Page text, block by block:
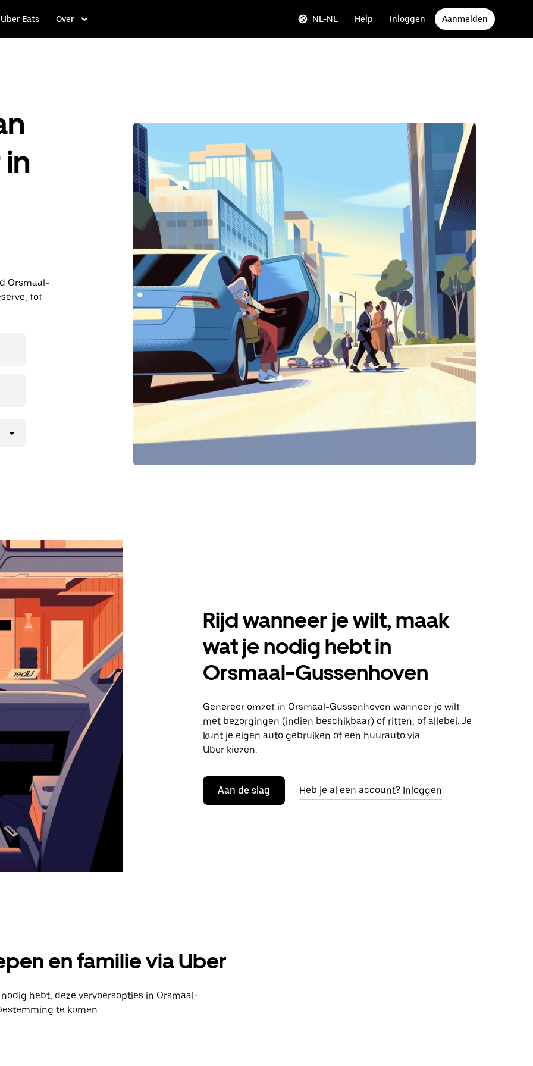
Uber Eats Over NL-NL Help Inloggen Aanmelden
Orsmaal-
tot
Rijd wanneer je wilt, maak
wat je nodig hebt in
Orsmaal-Gussenhoven
Genereer omzet in Orsmaal-Gussenhoven wanneer je wilt
met bezorgingen (indien beschikbaar) of ritten, of allebei. Je
kunt je eigen auto gebruiken of een huurauto via
Uber kiezen.
Aan de slag Heb je al een account? Inloggen
en familie via Uber
hebt, deze vervoersopties in Orsmaal-
te komen.